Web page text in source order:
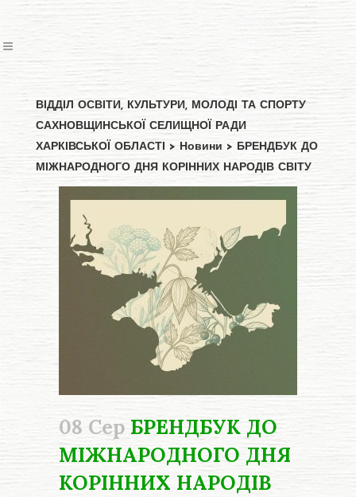
ВІДДІЛ ОСВІТИ, КУЛЬТУРИ, МОЛОДІ ТА СПОРТУ
САХНОВЩИНСЬКОЇ СЕЛИЩНОЇ РАДИ
ХАРКІВСЬКОЇ ОБЛАСТІ > Новини > БРЕНДБУК ДО
МІЖНАРОДНОГО ДНЯ КОРІННИХ НАРОДІВ СВІТУ
08 Сер БРЕНДБУК ДО
МІЖНАРОДНОГО ДНЯ
КОРІННИХ НАРОДІВ